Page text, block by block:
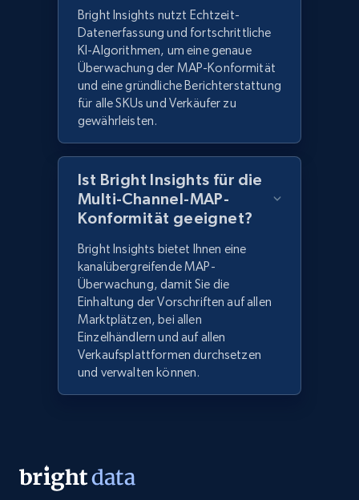
Bright Insights nutzt Echtzeit-
Datenerfassung und fortschrittliche
KI-Algorithmen, um eine genaue
Überwachung der MAP-Konformität
und eine gründliche Berichterstattung
für alle SKUs und Verkäufer zu
gewährleisten.
Ist Bright Insights für die
Multi-Channel-MAP-
Konformität geeignet?
Bright Insights bietet Ihnen eine
kanalübergreifende MAP-
Überwachung, damit Sie die
Einhaltung der Vorschriften auf allen
Marktplätzen, bei allen
Einzelhändlern und auf allen
Verkaufsplattformen durchsetzen
und verwalten können.